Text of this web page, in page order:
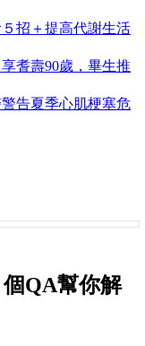
招＋提高代謝生活
耆壽90歲，畢生推
告夏季心肌梗塞危
QA幫你解